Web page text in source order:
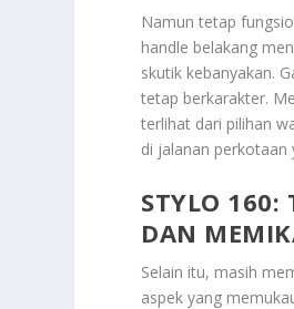
Namun tetap
handle belakang
skutik kebanyakan.
tetap berkarakter.
terlihat dari pilihan
di jalanan
STYLO 160:
DAN
Selain itu, masih
aspek yang